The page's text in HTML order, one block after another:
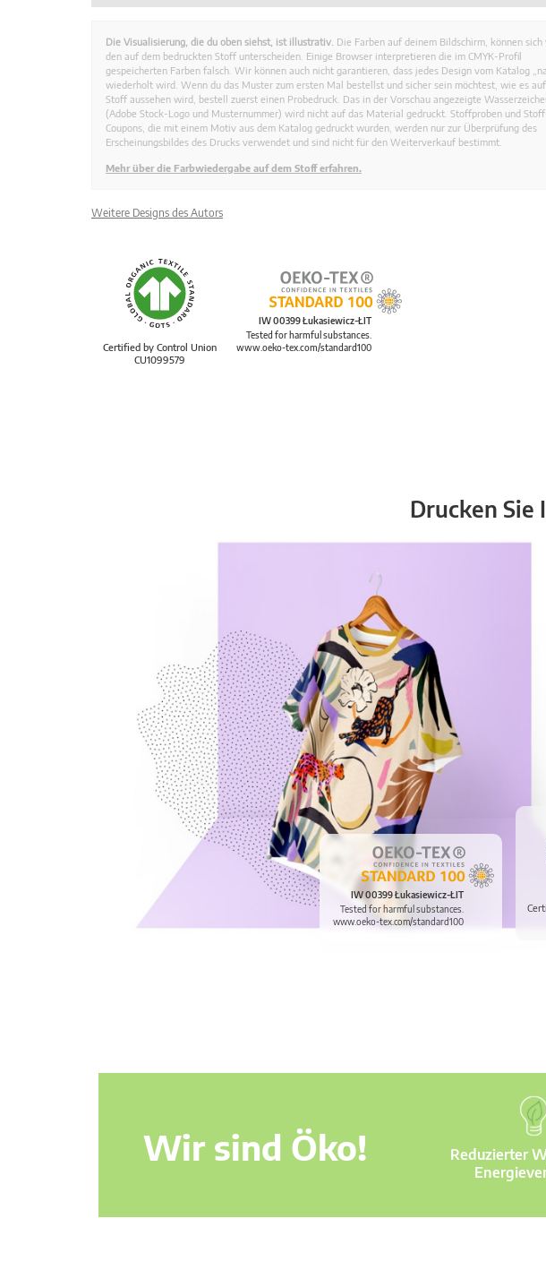
Die Visualisierung, die du oben siehst, ist illustrativ. Die Farben auf deinem Bildschirm, können sich
den auf dem bedruckten Stoff unterscheiden. Einige Browser interpretieren die im CMYK-Profil
gespeicherten Farben falsch. Wir können auch nicht garantieren, dass jedes Design vom Katalog
wiederholt wird. Wenn du das Muster zum ersten Mal bestellst und sicher sein möchtest, wie es
Stoff aussehen wird, bestell zuerst einen Probedruck. Das in der Vorschau angezeigte
(Adobe Stock-Logo und Musternummer) wird nicht auf das Material gedruckt. Stoffproben und
Coupons, die mit einem Motiv aus dem Katalog gedruckt wurden, werden nur zur Überprüfung des
Erscheinungsbildes des Drucks verwendet und sind nicht für den Weiterverkauf bestimmt.
Mehr über die Farbwiedergabe auf dem Stoff erfahren.
Weitere Designs des Autors
Certified by Control Union
CU1099579
IW 00399 Łukasiewicz-ŁIT
Tested for harmful substances.
www.oeko-tex.com/standard100
Drucken
IW 00399 Łukasiewicz-ŁIT
Tested for harmful substances.
www.oeko-tex.com/standard100
Wir sind Öko!
Reduzierter